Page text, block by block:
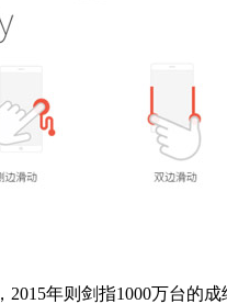
年则剑指1000万台的